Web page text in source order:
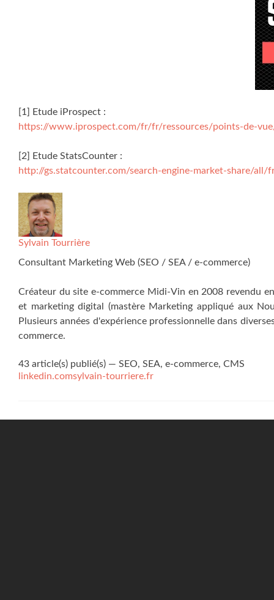
[1] Etude iProspect :
https://www.iprospect.com/fr/fr/ressources/points-de-
[2] Etude StatsCounter :
http://gs.statcounter.com/search-engine-market-share/all/
Sylvain Tourrière
Consultant Marketing Web (SEO / SEA / e-commerce)
Créateur du site e-commerce Midi-Vin en 2008 revendu
et marketing digital (mastère Marketing appliqué aux
Plusieurs années d'expérience professionnelle dans
commerce.
43 article(s) publié(s) — SEO, SEA, e-commerce, CMS
linkedin.comsylvain-tourriere.fr